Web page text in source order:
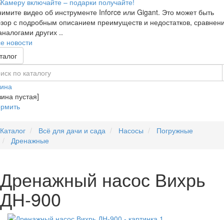
видео об инструменте Inforce или Gigant. Это может быть
с подробным описанием преимуществ и недостатков,
других ..
новости
пустая]
Каталог Всё для дачи и сада Насосы
Погружные
Дренажные
Дренажный насос Вихрь
ДН-900